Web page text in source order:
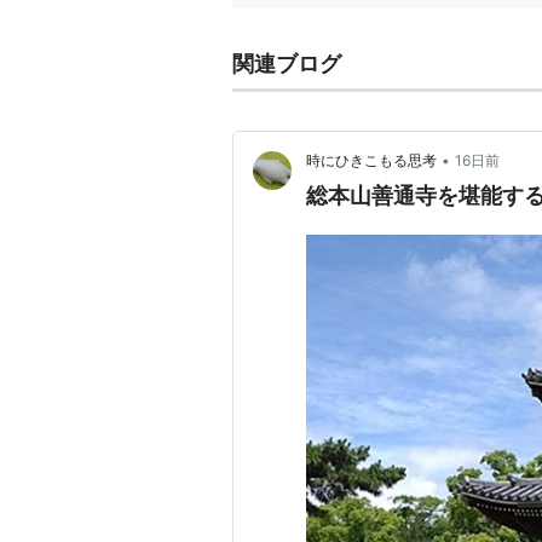
関連ブログ
時にひきこもる思考 • 16日前
総本山善通寺を堪能